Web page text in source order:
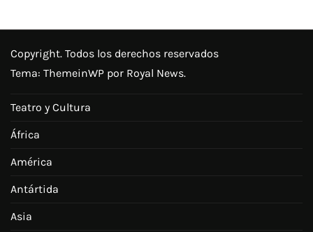
Copyright. Todos los derechos reservados
Tema: ThemeinWP por Royal News.
Teatro y Cultura
África
América
Antártida
Asia